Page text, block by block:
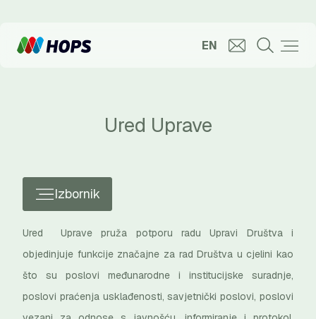
EN
Ured Uprave
Izbornik
Ured Uprave pruža potporu radu Upravi Društva i
objedinjuje funkcije značajne za rad Društva u cjelini kao
što su poslovi međunarodne i institucijske suradnje,
poslovi praćenja usklađenosti, savjetnički poslovi, poslovi